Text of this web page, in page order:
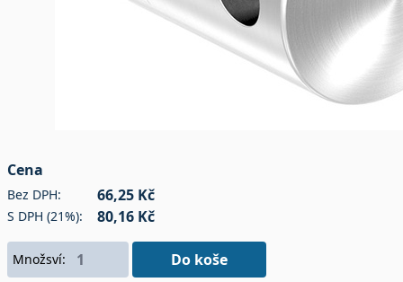
Cena
Bez DPH: 66,25 Kč
S DPH (21%): 80,16 Kč
Množsví: Do koše